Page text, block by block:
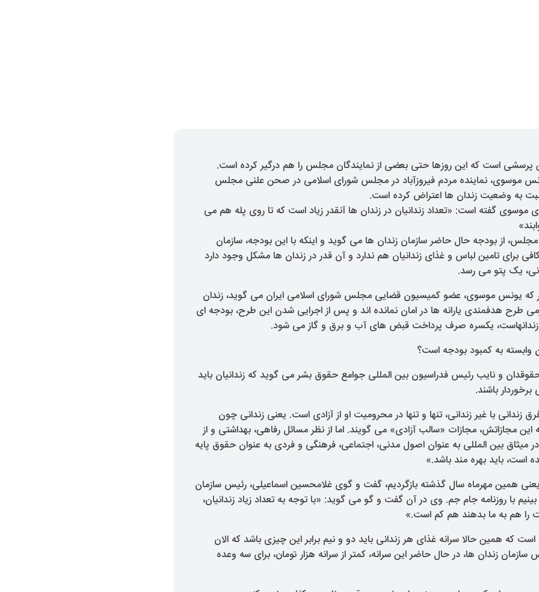
پرسشی است که این روزها حتی بعضی از نمایندگان مجلس را هم درگیر کرده است.
موسوی، نماینده مردم فیروزآباد در مجلس شورای اسلامی در صحن علنی مجلس
به وضعیت زندان ها اعتراض کرده است.
موسوی گفته است: «تعداد زندانیان در زندان ها آنقدر زیاد است که تا روی پله هم می
مجلس، از بودجه حال حاضر سازمان زندان ها می گوید و اینکه با این بودجه، سازمان
برای تامین لباس و غذای زندانیان هم ندارد و آن قدر در زندان ها مشکل وجود دارد
یک پتو می رسد.
که یونس موسوی، عضو کمیسیون قضایی مجلس شورای اسلامی ایران می گوید، زندان
طرح هدفمندی یارانه ها در امان نمانده اند و پس از اجرایی شدن این طرح، بودجه ای
زندانهاست، یکسره صرف پرداخت قبض های آب و برق و گاز می شود.
وابسته به کمبود بودجه است؟
و نایب رئیس فدراسیون بین المللی جوامع حقوق بشر می گوید که زندانیان باید
باشند.
زندانی با غیر زندانی، تنها و تنها در محرومیت او از آزادی است. یعنی زندانی چون
مجازاتش، مجازات «سالب آزادی» می گویند. اما از نظر مسائل رفاهی، بهداشتی و از
میثاق بین المللی به عنوان اصول مدنی، اجتماعی، فرهنگی و فردی به عنوان حقوق پایه
است، باید بهره مند باشد.»
همین مهرماه سال گذشته بازگردیم، گفت و گوی غلامحسین اسماعیلی، رئیس سازمان
بینیم با روزنامه جام جم. وی در آن گفت و گو می گوید: «با توجه به تعداد زیاد زندانیان،
را هم به ما بدهند هم کم است.»
که همین حالا سرانه غذای هر زندانی باید دو و نیم برابر این چیزی باشد که الان
زندان ها، در حال حاضر این سرانه، کمتر از سرانه هزار تومان، برای سه وعده